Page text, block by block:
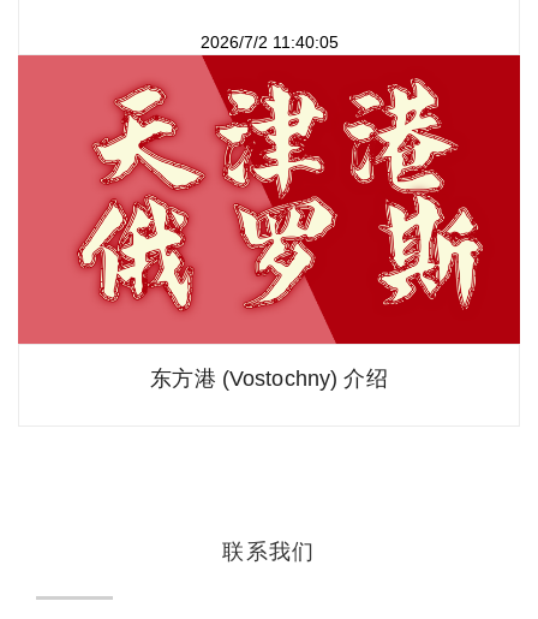
2026/7/2 11:40:05
东方港 (Vostochny) 介绍
联系我们